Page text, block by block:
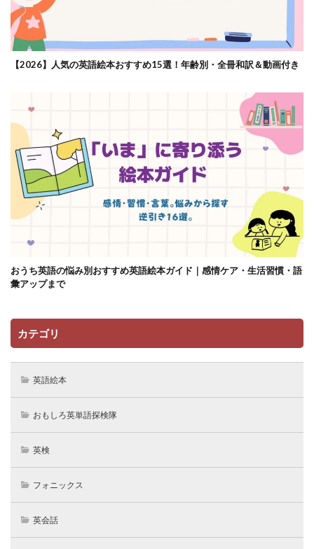
【2026】人気の英語絵本おすすめ15選！年齢別・全冊和訳＆動画付き
おうち英語の悩み別おすすめ英語絵本ガイド｜感情ケア・生活習慣・語
彙アップまで
カテゴリ
英語絵本
おもしろ英単語探検隊
英検
フォニックス
英会話